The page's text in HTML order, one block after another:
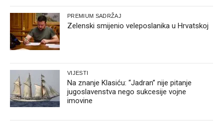
PREMIUM SADRŽAJ
Zelenski smijenio veleposlanika u Hrvatskoj
VIJESTI
Na znanje Klasiću: “Jadran” nije pitanje
jugoslavenstva nego sukcesije vojne
imovine